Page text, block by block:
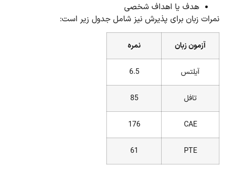
هدف یا اهداف شخصی
نمرات زبان برای پذیرش نیز شامل جدول زیر است:
آزمون زبان نمره
آیلتس 6.5
تافل 85
CAE
176
PTE
61